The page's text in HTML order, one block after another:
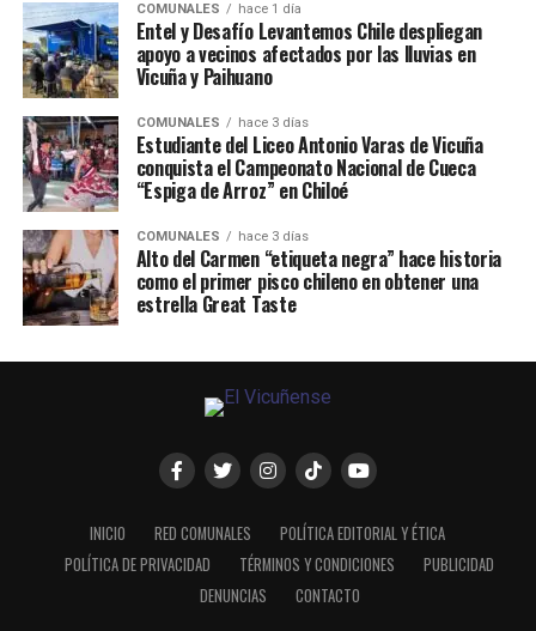
COMUNALES hace 1 día
Entel y Desafío Levantemos Chile despliegan
apoyo a vecinos afectados por las lluvias en
Vicuña y Paihuano
COMUNALES hace 3 días
Estudiante del Liceo Antonio Varas de Vicuña
conquista el Campeonato Nacional de Cueca
“Espiga de Arroz” en Chiloé
COMUNALES hace 3 días
Alto del Carmen “etiqueta negra” hace historia
como el primer pisco chileno en obtener una
estrella Great Taste
INICIO RED COMUNALES
POLÍTICA EDITORIAL Y ÉTICA
POLÍTICA DE PRIVACIDAD
TÉRMINOS Y CONDICIONES
PUBLICIDAD
DENUNCIAS
CONTACTO